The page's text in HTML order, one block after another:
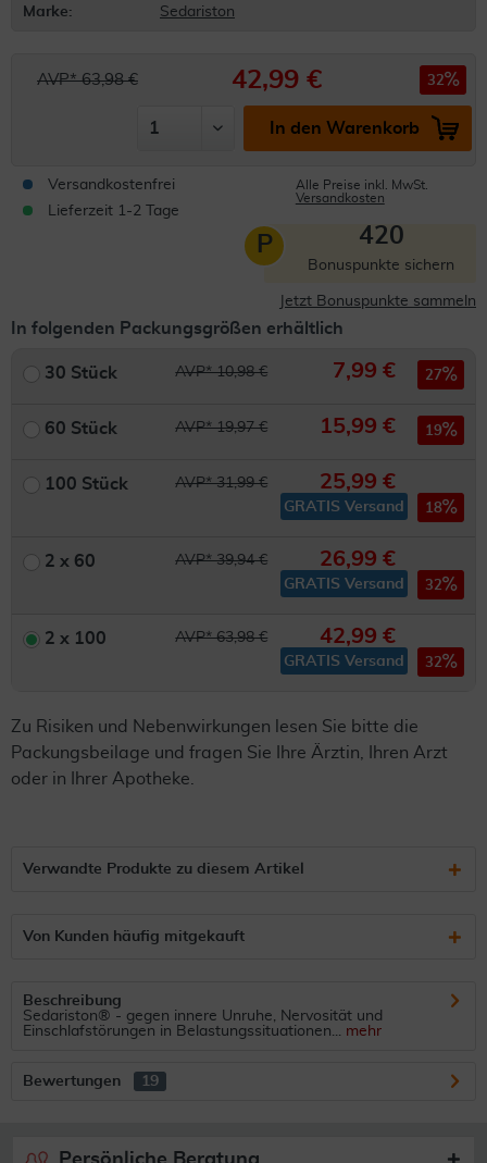
Marke:
Sedariston
AVP* 63,98 € 42,99 € 32
In den Warenkorb
Versandkostenfrei
Lieferzeit 1-2 Tage
Alle Preise inkl. MwSt.
Versandkosten
P 420
Bonuspunkte sichern
Jetzt Bonuspunkte sammeln
In folgenden Packungsgrößen erhältlich
30 Stück AVP* 10,98 € 7,99 € 27
60 Stück AVP* 19,97 € 15,99 € 19
100 Stück AVP* 31,99 € 25,99 €
GRATIS Versand 18
2 x 60 AVP* 39,94 € 26,99 €
GRATIS Versand 32
2 x 100 AVP* 63,98 € 42,99 €
GRATIS Versand 32
Zu Risiken und Nebenwirkungen lesen Sie bitte die
Packungsbeilage und fragen Sie Ihre Ärztin, Ihren Arzt
oder in Ihrer Apotheke.
Verwandte Produkte zu diesem Artikel
Von Kunden häufig mitgekauft
Beschreibung
Sedariston® - gegen innere Unruhe, Nervosität und
Einschlafstörungen in Belastungssituationen... mehr
Bewertungen 19